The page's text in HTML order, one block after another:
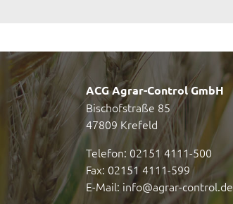
ACG Agrar-Control GmbH
Bischofstraße 85
47809 Krefeld
Telefon: 02151 4111-500
Fax: 02151 4111-599
E-Mail: info@agrar-control.de